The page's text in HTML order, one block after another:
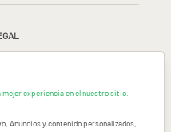
DE USO
experiencia en el nuestro sitio.
Anuncios y contenido personalizados,